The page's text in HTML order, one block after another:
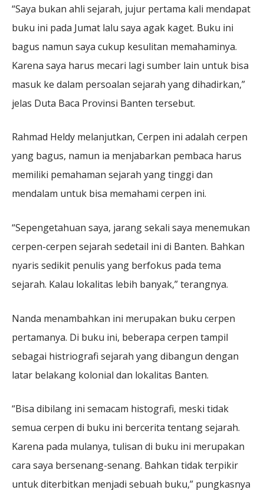
“Saya bukan ahli sejarah, jujur pertama kali mendapat
buku ini pada Jumat lalu saya agak kaget. Buku ini
bagus namun saya cukup kesulitan memahaminya.
Karena saya harus mecari lagi sumber lain untuk bisa
masuk ke dalam persoalan sejarah yang dihadirkan,”
jelas Duta Baca Provinsi Banten tersebut.
Rahmad Heldy melanjutkan, Cerpen ini adalah cerpen
yang bagus, namun ia menjabarkan pembaca harus
memiliki pemahaman sejarah yang tinggi dan
mendalam untuk bisa memahami cerpen ini.
“Sepengetahuan saya, jarang sekali saya menemukan
cerpen-cerpen sejarah sedetail ini di Banten. Bahkan
nyaris sedikit penulis yang berfokus pada tema
sejarah. Kalau lokalitas lebih banyak,” terangnya.
Nanda menambahkan ini merupakan buku cerpen
pertamanya. Di buku ini, beberapa cerpen tampil
sebagai histriografi sejarah yang dibangun dengan
latar belakang kolonial dan lokalitas Banten.
“Bisa dibilang ini semacam histografi, meski tidak
semua cerpen di buku ini bercerita tentang sejarah.
Karena pada mulanya, tulisan di buku ini merupakan
cara saya bersenang-senang. Bahkan tidak terpikir
untuk diterbitkan menjadi sebuah buku,” pungkasnya